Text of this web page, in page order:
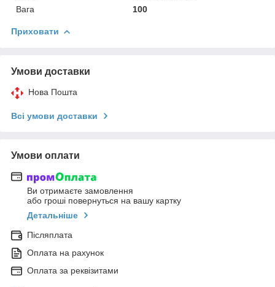
Вага
100
Приховати
Умови доставки
Нова Пошта
Всі умови доставки
Умови оплати
Ви отримаєте замовлення
або гроші повернуться на вашу картку
Детальніше
Післяплата
Оплата на рахунок
Оплата за реквізитами